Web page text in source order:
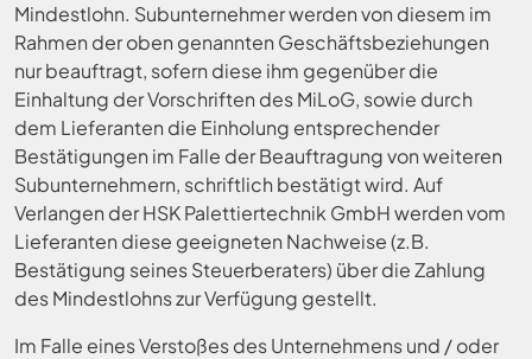
Mindestlohn. Subunternehmer werden von diesem im
Rahmen der oben genannten Geschäftsbeziehungen
nur beauftragt, sofern diese ihm gegenüber die
Einhaltung der Vorschriften des MiLoG, sowie durch
dem Lieferanten die Einholung entsprechender
Bestätigungen im Falle der Beauftragung von weiteren
Subunternehmern, schriftlich bestätigt wird. Auf
Verlangen der HSK Palettiertechnik GmbH werden vom
Lieferanten diese geeigneten Nachweise (z.B.
Bestätigung seines Steuerberaters) über die Zahlung
des Mindestlohns zur Verfügung gestellt.
Im Falle eines Verstoßes des Unternehmens und / oder